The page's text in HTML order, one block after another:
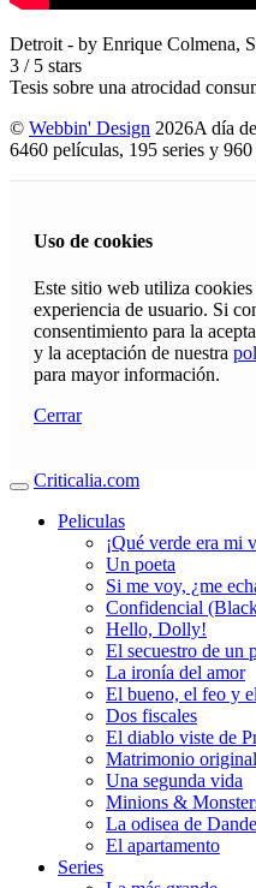
Detroit - by Enrique Colmena,
3 / 5 stars
Tesis sobre una atrocidad
© Webbin' Design 2026A día
6460 películas, 195 series y
Uso de cookies
Este sitio web utiliza
experiencia de usuario. Si
consentimiento para la
y la aceptación de nuestra
para mayor información.
Cerrar
Criticalia.com
Peliculas
¡Qué verde era mi
Un poeta
Si me voy, ¿me
Confidencial
Hello, Dolly!
El secuestro de un
La ironía del amor
El bueno, el feo y
Dos fiscales
El diablo viste de
Matrimonio original
Una segunda vida
Minions &
La odisea de
El apartamento
Series